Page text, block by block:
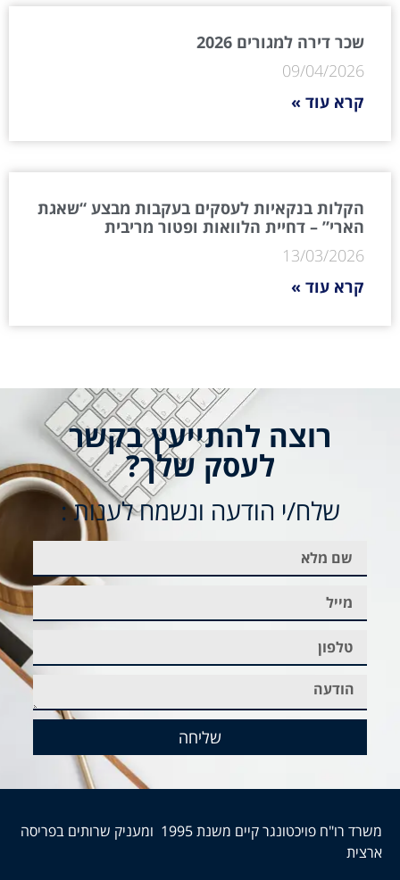
שכר דירה למגורים 2026
09/04/2026
קרא עוד »
הקלות בנקאיות לעסקים בעקבות מבצע “שאגת
הארי” – דחיית הלוואות ופטור מריבית
13/03/2026
קרא עוד »
רוצה להתייעץ בקשר
לעסק שלך?
שלח/י הודעה ונשמח לענות :
שליחה
משרד רו"ח פויכטונגר קיים משנת 1995 ומעניק שרותים בפריסה
ארצית